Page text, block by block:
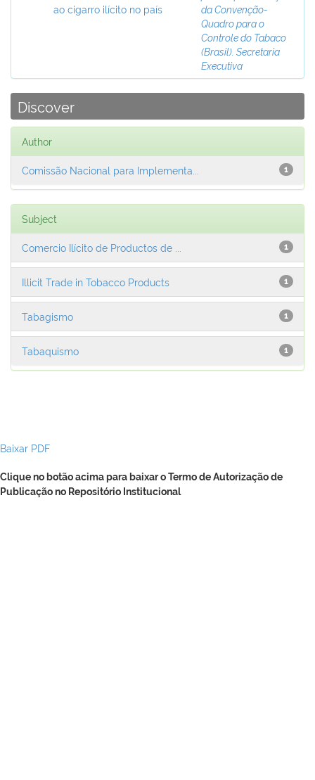
ao cigarro ilícito no país
da Convenção-
Quadro para o
Controle do Tabaco
(Brasil). Secretaria
Executiva
Discover
Author
1
Comissão Nacional para Implementa...
Subject
1
Comercio Ilícito de Productos de ...
1
Illicit Trade in Tobacco Products
1
Tabagismo
1
Tabaquismo
Baixar PDF
Clique no botão acima para baixar o Termo de Autorização de
Publicação no Repositório Institucional